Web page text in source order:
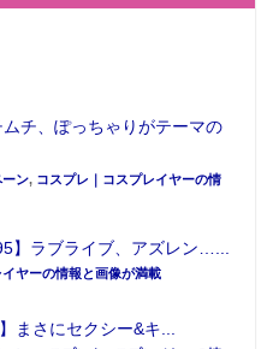
ムチ、ぽっちゃりがテーマの
ーン, コスプレ｜コスプレイヤーの情
】ラブライブ、アズレン…...
ヤーの情報と画像が満載
まさにセクシー&キ...